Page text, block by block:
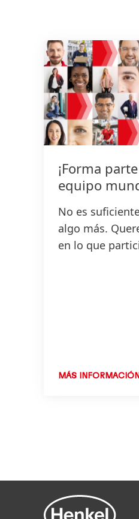
¡Forma
equipo
No es
algo más.
en lo que
MÁS INFORMACIÓN